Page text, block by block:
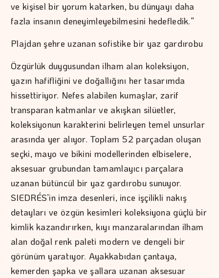
ve kişisel bir yorum katarken, bu dünyayı daha
fazla insanın deneyimleyebilmesini hedefledik.”
Plajdan şehre uzanan sofistike bir yaz gardırobu
Özgürlük duygusundan ilham alan koleksiyon,
yazın hafifliğini ve doğallığını her tasarımda
hissettiriyor. Nefes alabilen kumaşlar, zarif
transparan katmanlar ve akışkan silüetler,
koleksiyonun karakterini belirleyen temel unsurlar
arasında yer alıyor. Toplam 52 parçadan oluşan
seçki, mayo ve bikini modellerinden elbiselere,
aksesuar grubundan tamamlayıcı parçalara
uzanan bütüncül bir yaz gardırobu sunuyor.
SIEDRÉS’in imza desenleri, ince işçilikli nakış
detayları ve özgün kesimleri koleksiyona güçlü bir
kimlik kazandırırken, kıyı manzaralarından ilham
alan doğal renk paleti modern ve dengeli bir
görünüm yaratıyor. Ayakkabıdan çantaya,
kemerden şapka ve şallara uzanan aksesuar